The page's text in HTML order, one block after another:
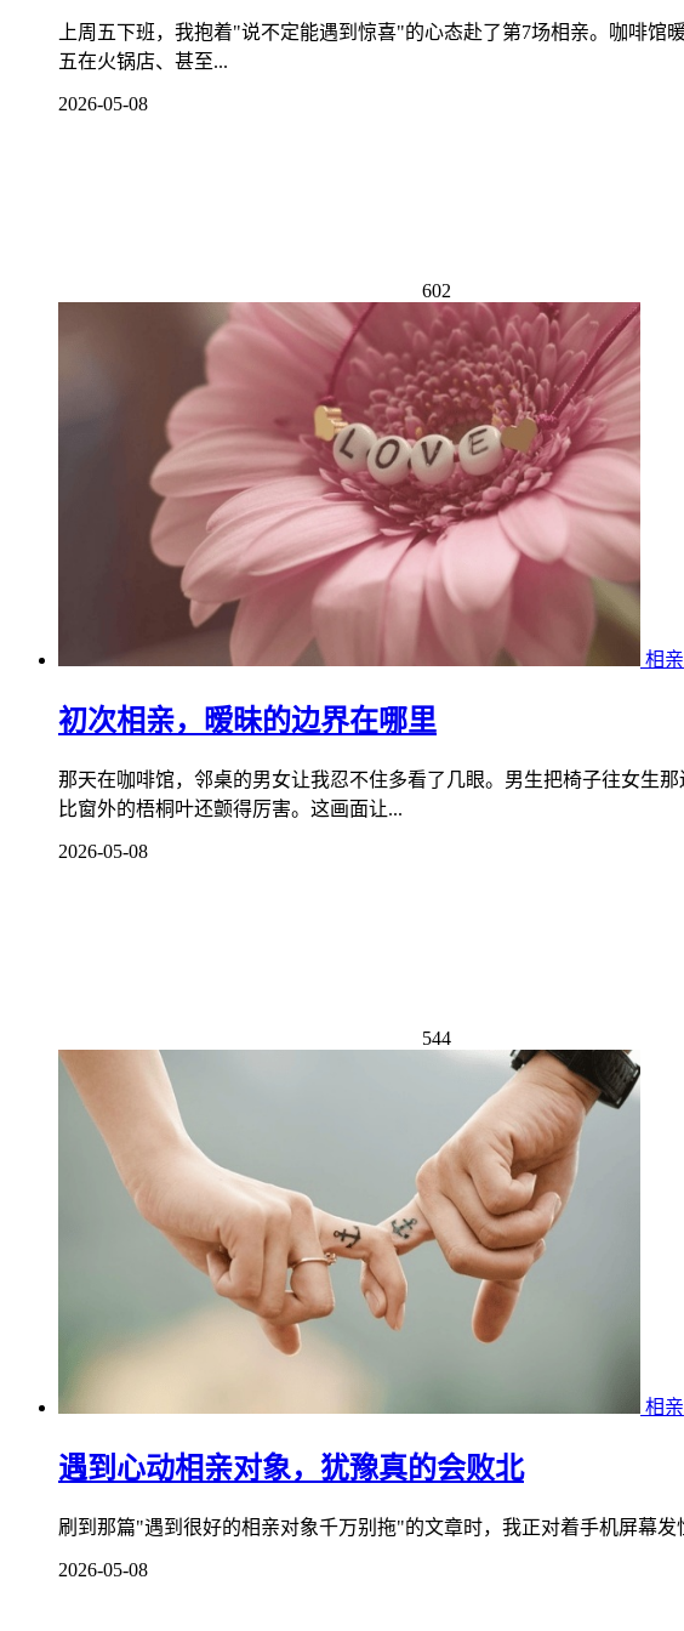
上周五下班，我抱着"说不定能遇到惊喜"的心态赴了第7场相亲。咖啡
五在火锅店、甚至...
2026-05-08
602
相亲
初次相亲，暧昧的边界在哪里
那天在咖啡馆，邻桌的男女让我忍不住多看了几眼。男生把椅子往女生
比窗外的梧桐叶还颤得厉害。这画面让...
2026-05-08
544
相亲
遇到心动相亲对象，犹豫真的会败北
刷到那篇"遇到很好的相亲对象千万别拖"的文章时，我正对着手机屏幕
2026-05-08